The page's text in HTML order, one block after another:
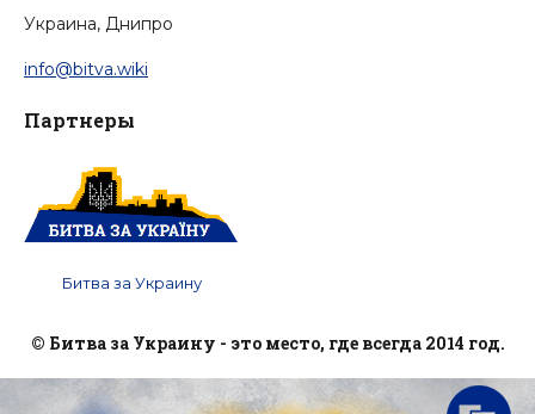
Украина, Днипро
info@bitva.wiki
Партнеры
Битва за Украину
© Битва за Украину - это место, где всегда 2014 год.